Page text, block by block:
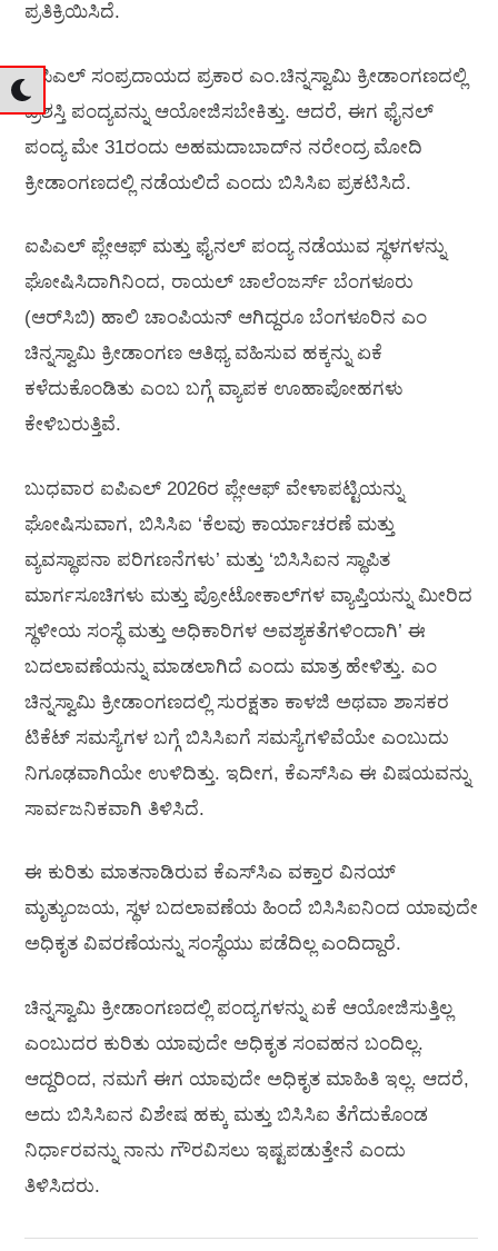
ಪ್ರತಿಕ್ರಿಯಿಸಿದೆ.
ಐಪಿಎಲ್ ಸಂಪ್ರದಾಯದ ಪ್ರಕಾರ ಎಂ.ಚಿನ್ನಸ್ವಾಮಿ ಕ್ರೀಡಾಂಗಣದಲ್ಲಿ
ಪ್ರಶಸ್ತಿ ಪಂದ್ಯವನ್ನು ಆಯೋಜಿಸಬೇಕಿತ್ತು. ಆದರೆ, ಈಗ ಫೈನಲ್
ಪಂದ್ಯ ಮೇ 31ರಂದು ಅಹಮದಾಬಾದ್‌ನ ನರೇಂದ್ರ ಮೋದಿ
ಕ್ರೀಡಾಂಗಣದಲ್ಲಿ ನಡೆಯಲಿದೆ ಎಂದು ಬಿಸಿಸಿಐ ಪ್ರಕಟಿಸಿದೆ.
ಐಪಿಎಲ್ ಪ್ಲೇಆಫ್‌ ಮತ್ತು ಫೈನಲ್ ಪಂದ್ಯ ನಡೆಯುವ ಸ್ಥಳಗಳನ್ನು
ಘೋಷಿಸಿದಾಗಿನಿಂದ, ರಾಯಲ್ ಚಾಲೆಂಜರ್ಸ್ ಬೆಂಗಳೂರು
(ಆರ್‌ಸಿಬಿ) ಹಾಲಿ ಚಾಂಪಿಯನ್ ಆಗಿದ್ದರೂ ಬೆಂಗಳೂರಿನ ಎಂ
ಚಿನ್ನಸ್ವಾಮಿ ಕ್ರೀಡಾಂಗಣ ಆತಿಥ್ಯ ವಹಿಸುವ ಹಕ್ಕನ್ನು ಏಕೆ
ಕಳೆದುಕೊಂಡಿತು ಎಂಬ ಬಗ್ಗೆ ವ್ಯಾಪಕ ಊಹಾಪೋಹಗಳು
ಕೇಳಿಬರುತ್ತಿವೆ.
ಬುಧವಾರ ಐಪಿಎಲ್ 2026ರ ಪ್ಲೇಆಫ್ ವೇಳಾಪಟ್ಟಿಯನ್ನು
ಘೋಷಿಸುವಾಗ, ಬಿಸಿಸಿಐ ‘ಕೆಲವು ಕಾರ್ಯಾಚರಣೆ ಮತ್ತು
ವ್ಯವಸ್ಥಾಪನಾ ಪರಿಗಣನೆಗಳು’ ಮತ್ತು ‘ಬಿಸಿಸಿಐನ ಸ್ಥಾಪಿತ
ಮಾರ್ಗಸೂಚಿಗಳು ಮತ್ತು ಪ್ರೋಟೋಕಾಲ್‌ಗಳ ವ್ಯಾಪ್ತಿಯನ್ನು ಮೀರಿದ
ಸ್ಥಳೀಯ ಸಂಸ್ಥೆ ಮತ್ತು ಅಧಿಕಾರಿಗಳ ಅವಶ್ಯಕತೆಗಳಿಂದಾಗಿ’ ಈ
ಬದಲಾವಣೆಯನ್ನು ಮಾಡಲಾಗಿದೆ ಎಂದು ಮಾತ್ರ ಹೇಳಿತ್ತು. ಎಂ
ಚಿನ್ನಸ್ವಾಮಿ ಕ್ರೀಡಾಂಗಣದಲ್ಲಿ ಸುರಕ್ಷತಾ ಕಾಳಜಿ ಅಥವಾ ಶಾಸಕರ
ಟಿಕೆಟ್ ಸಮಸ್ಯೆಗಳ ಬಗ್ಗೆ ಬಿಸಿಸಿಐಗೆ ಸಮಸ್ಯೆಗಳಿವೆಯೇ ಎಂಬುದು
ನಿಗೂಢವಾಗಿಯೇ ಉಳಿದಿತ್ತು. ಇದೀಗ, ಕೆಎಸ್‌ಸಿಎ ಈ ವಿಷಯವನ್ನು
ಸಾರ್ವಜನಿಕವಾಗಿ ತಿಳಿಸಿದೆ.
ಈ ಕುರಿತು ಮಾತನಾಡಿರುವ ಕೆಎಸ್‌ಸಿಎ ವಕ್ತಾರ ವಿನಯ್
ಮೃತ್ಯುಂಜಯ, ಸ್ಥಳ ಬದಲಾವಣೆಯ ಹಿಂದೆ ಬಿಸಿಸಿಐನಿಂದ ಯಾವುದೇ
ಅಧಿಕೃತ ವಿವರಣೆಯನ್ನು ಸಂಸ್ಥೆಯು ಪಡೆದಿಲ್ಲ ಎಂದಿದ್ದಾರೆ.
ಚಿನ್ನಸ್ವಾಮಿ ಕ್ರೀಡಾಂಗಣದಲ್ಲಿ ಪಂದ್ಯಗಳನ್ನು ಏಕೆ ಆಯೋಜಿಸುತ್ತಿಲ್ಲ
ಎಂಬುದರ ಕುರಿತು ಯಾವುದೇ ಅಧಿಕೃತ ಸಂವಹನ ಬಂದಿಲ್ಲ.
ಆದ್ದರಿಂದ, ನಮಗೆ ಈಗ ಯಾವುದೇ ಅಧಿಕೃತ ಮಾಹಿತಿ ಇಲ್ಲ. ಆದರೆ,
ಅದು ಬಿಸಿಸಿಐನ ವಿಶೇಷ ಹಕ್ಕು ಮತ್ತು ಬಿಸಿಸಿಐ ತೆಗೆದುಕೊಂಡ
ನಿರ್ಧಾರವನ್ನು ನಾನು ಗೌರವಿಸಲು ಇಷ್ಟಪಡುತ್ತೇನೆ ಎಂದು
ತಿಳಿಸಿದರು.